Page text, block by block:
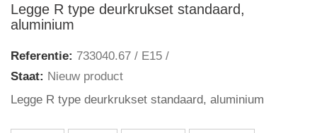
Legge R type deurkrukset standaard,
aluminium
Referentie: 733040.67 / E15 /
Staat: Nieuw product
Legge R type deurkrukset standaard, aluminium